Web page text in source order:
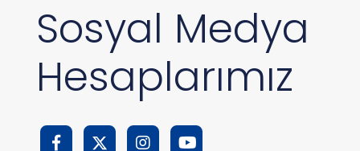
Sosyal Medya
Hesaplarımız